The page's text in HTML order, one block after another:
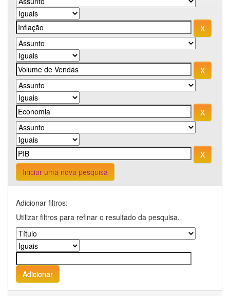
Iniciar uma nova pesquisa
Adicionar filtros:
Utilizar filtros para refinar o resultado da pesquisa.